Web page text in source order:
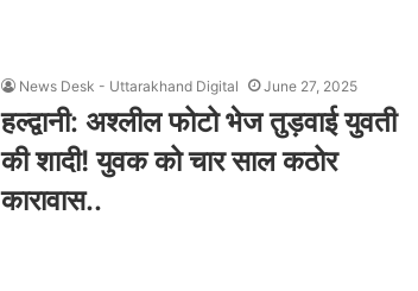
News Desk - Uttarakhand Digital June 27, 2025
हल्द्वानी: अश्लील फोटो भेज तुड़वाई युवती
की शादी! युवक को चार साल कठोर
कारावास..